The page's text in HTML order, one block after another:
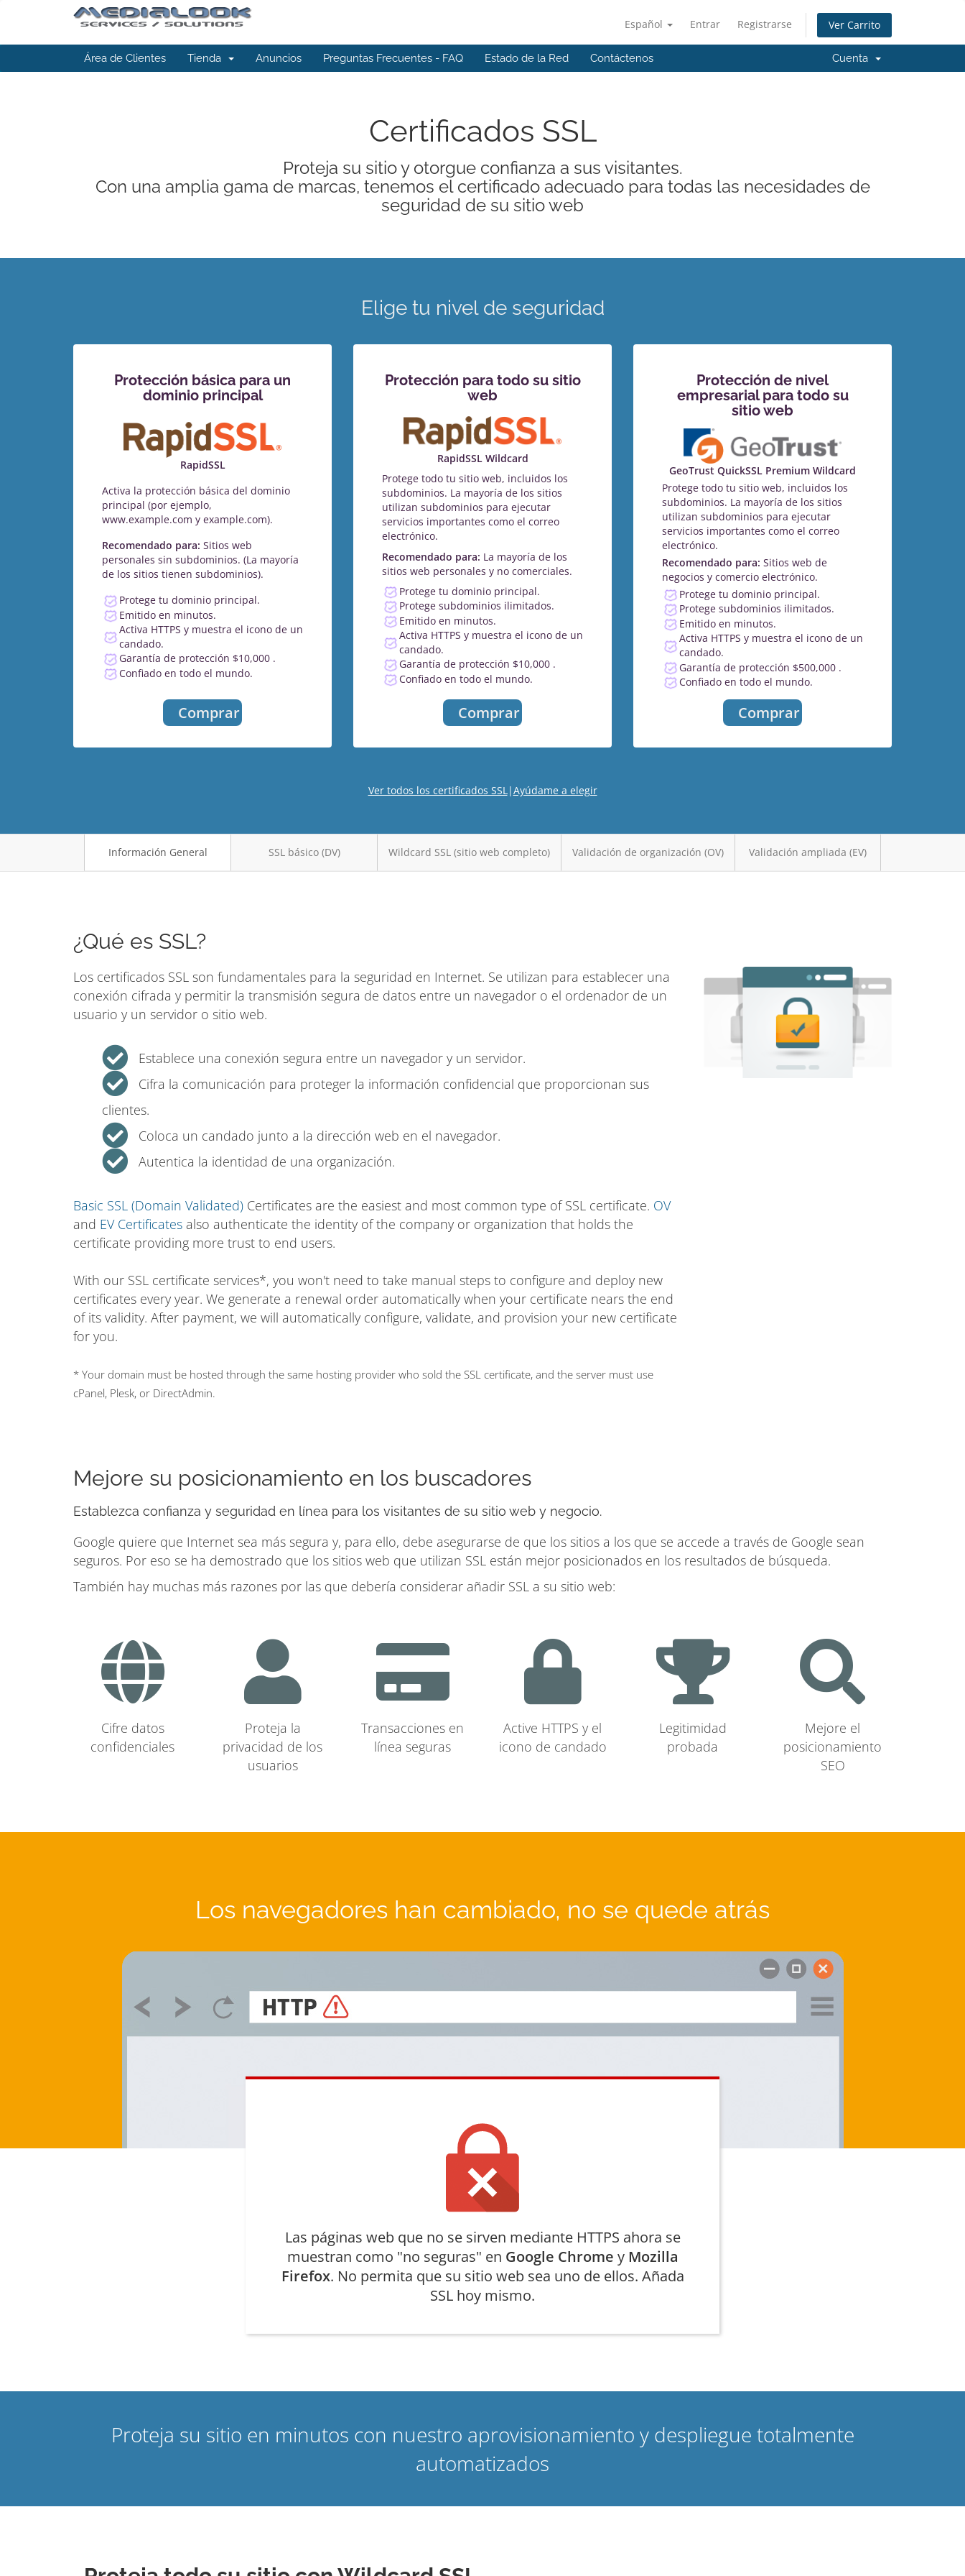
Español Entrar Registrarse Ver Carrito
Área de Clientes Tienda Anuncios Preguntas Frecuentes - FAQ Estado de la Red Contáctenos Cuenta
Certificados SSL
Proteja su sitio y otorgue confianza a sus visitantes.
Con una amplia gama de marcas, tenemos el certificado adecuado para todas las necesidades de
seguridad de su sitio web
Elige tu nivel de seguridad
Protección básica para un
dominio principal
RapidSSL
Activa la protección básica del dominio
principal (por ejemplo,
www.example.com y example.com).
Recomendado para: Sitios web
personales sin subdominios. (La mayoría
de los sitios tienen subdominios).
Protege tu dominio principal.
Emitido en minutos.
Activa HTTPS y muestra el icono de un
candado.
Garantía de protección $10,000 .
Confiado en todo el mundo.
Comprar
Protección para todo su sitio
web
RapidSSL Wildcard
Protege todo tu sitio web, incluidos los
subdominios. La mayoría de los sitios
utilizan subdominios para ejecutar
servicios importantes como el correo
electrónico.
Recomendado para: La mayoría de los
sitios web personales y no comerciales.
Protege tu dominio principal.
Protege subdominios ilimitados.
Emitido en minutos.
Activa HTTPS y muestra el icono de un
candado.
Garantía de protección $10,000 .
Confiado en todo el mundo.
Comprar
Protección de nivel
empresarial para todo su
sitio web
GeoTrust QuickSSL Premium Wildcard
Protege todo tu sitio web, incluidos los
subdominios. La mayoría de los sitios
utilizan subdominios para ejecutar
servicios importantes como el correo
electrónico.
Recomendado para: Sitios web de
negocios y comercio electrónico.
Protege tu dominio principal.
Protege subdominios ilimitados.
Emitido en minutos.
Activa HTTPS y muestra el icono de un
candado.
Garantía de protección $500,000 .
Confiado en todo el mundo.
Comprar
Ver todos los certificados SSL|Ayúdame a elegir
Información General SSL básico (DV) Wildcard SSL (sitio web completo) Validación de organización (OV) Validación ampliada (EV)
¿Qué es SSL?
Los certificados SSL son fundamentales para la seguridad en Internet. Se utilizan para establecer una
conexión cifrada y permitir la transmisión segura de datos entre un navegador o el ordenador de un
usuario y un servidor o sitio web.
Establece una conexión segura entre un navegador y un servidor.
Cifra la comunicación para proteger la información confidencial que proporcionan sus
clientes.
Coloca un candado junto a la dirección web en el navegador.
Autentica la identidad de una organización.
Basic SSL (Domain Validated) Certificates are the easiest and most common type of SSL certificate. OV
and EV Certificates also authenticate the identity of the company or organization that holds the
certificate providing more trust to end users.
With our SSL certificate services*, you won't need to take manual steps to configure and deploy new
certificates every year. We generate a renewal order automatically when your certificate nears the end
of its validity. After payment, we will automatically configure, validate, and provision your new certificate
for you.
* Your domain must be hosted through the same hosting provider who sold the SSL certificate, and the server must use
cPanel, Plesk, or DirectAdmin.
Mejore su posicionamiento en los buscadores
Establezca confianza y seguridad en línea para los visitantes de su sitio web y negocio.
Google quiere que Internet sea más segura y, para ello, debe asegurarse de que los sitios a los que se accede a través de Google sean
seguros. Por eso se ha demostrado que los sitios web que utilizan SSL están mejor posicionados en los resultados de búsqueda.
También hay muchas más razones por las que debería considerar añadir SSL a su sitio web:
Cifre datos
confidenciales
Proteja la
privacidad de los
usuarios
Transacciones en
línea seguras
Active HTTPS y el
icono de candado
Legitimidad
probada
Mejore el
posicionamiento
SEO
Los navegadores han cambiado, no se quede atrás
Las páginas web que no se sirven mediante HTTPS ahora se
muestran como "no seguras" en Google Chrome y Mozilla
Firefox. No permita que su sitio web sea uno de ellos. Añada
SSL hoy mismo.
Proteja su sitio en minutos con nuestro aprovisionamiento y despliegue totalmente
automatizados